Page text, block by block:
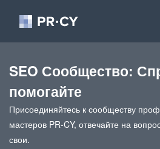
SEO Сообщество:
помогайте
Присоединяйтесь к сообществу
мастеров PR-CY, отвечайте на
свои.